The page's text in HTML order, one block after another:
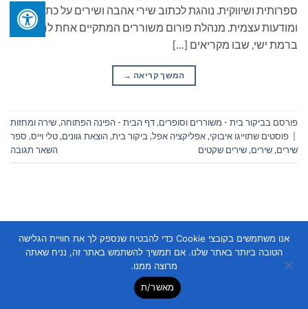
ספרותית ושיווקית. נוהגת לכתוב שירי אהבה ושירים על כתיבה
ומודעות עצמית. מנהלת פורום משוררים המתקיים אחת לחודש
ברמת ישי, שבו מקריאים […]
המשך קריאה →
פורסם בביקור בית - משוררים וסופרים,דף הבית - הפינה הפתוחה,שירה ומחזות
פוסטים שתוייגו איבוקי,אפליקציה אפל, ביקור בית,הוצאת גוונים,טלי וייס, ספר
שירים,שירים,שירים שקטים השאר תגובה
Copyright 2026 ©
אנו משתמשים בקובצי Cookie כדי להבטיח שנספק לך את חוויית הגלישה
הטובה ביותר באתר שלנו. אם תמשיך להשתמש באתר זה, נניח שאתה
מרוצה ממנו.
מאשר/ת